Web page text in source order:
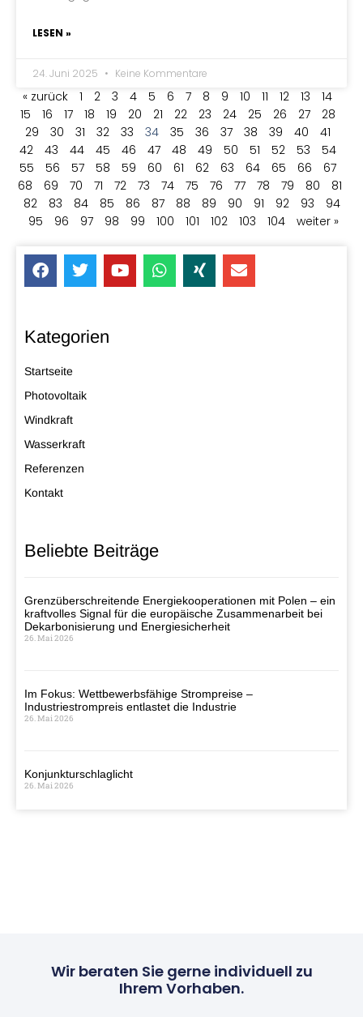
LESEN »
24. Juni 2025 Keine Kommentare
« zurück 1 2 3 4 5 6 7 8 9 10 11 12 13
14
15
16 17 18 19 20 21 22 23 24 25 26 27
28
29
30 31 32 33 34 35 36 37 38 39 40
41
42
43 44 45 46 47 48 49 50 51 52 53
54
55
56 57 58 59 60 61 62 63 64 65 66
67
68
69 70 71 72 73 74 75 76 77 78 79 80
81
82
83 84 85 86 87 88 89 90 91 92 93
94
95
96 97 98 99 100 101 102 103 104 weiter »
Kategorien
Startseite
Photovoltaik
Windkraft
Wasserkraft
Referenzen
Kontakt
Beliebte Beiträge
Grenzüberschreitende Energiekooperationen mit Polen – ein
kraftvolles Signal für die europäische Zusammenarbeit bei
Dekarbonisierung und Energiesicherheit
26. Mai 2026
Im Fokus: Wettbewerbsfähige Strompreise –
Industriestrompreis entlastet die Industrie
26. Mai 2026
Konjunkturschlaglicht
26. Mai 2026
Wir beraten Sie gerne individuell zu
Ihrem Vorhaben.